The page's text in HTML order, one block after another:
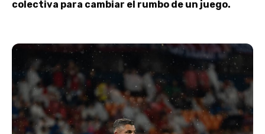
colectiva para cambiar el rumbo de un juego.